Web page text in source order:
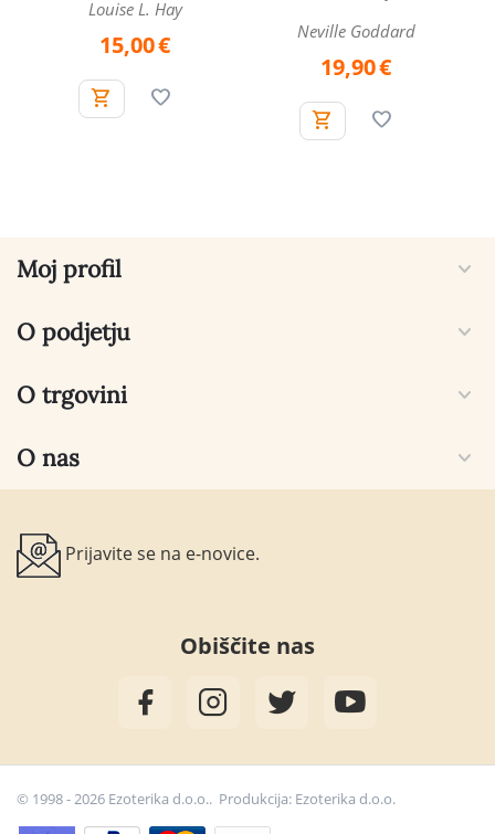
Louise L. Hay
15,00€ Neville Goddard
19,90€
Moj profil
O podjetju
O trgovini
O nas
Prijavite se na e-novice.
Obiščite nas
© 1998 - 2026 Ezoterika d.o.o.. Produkcija: Ezoterika d.o.o.